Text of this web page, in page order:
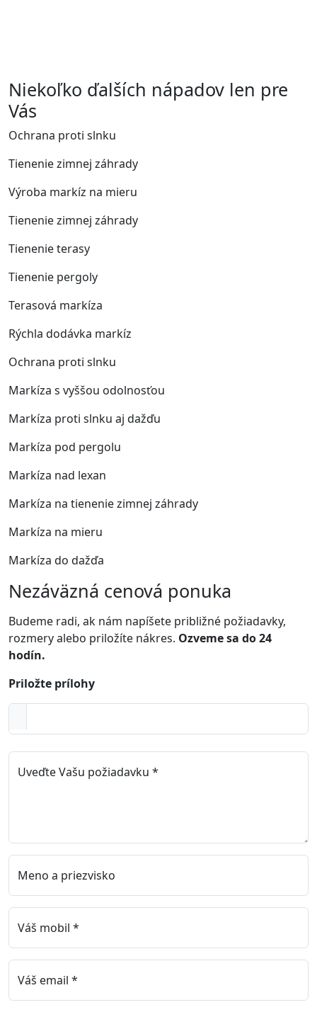
Niekoľko ďalších nápadov len pre
Vás
Ochrana proti slnku
Tienenie zimnej záhrady
Výroba markíz na mieru
Tienenie zimnej záhrady
Tienenie terasy
Tienenie pergoly
Terasová markíza
Rýchla dodávka markíz
Ochrana proti slnku
Markíza s vyššou odolnosťou
Markíza proti slnku aj dažďu
Markíza pod pergolu
Markíza nad lexan
Markíza na tienenie zimnej záhrady
Markíza na mieru
Markíza do dažďa
Nezáväzná cenová ponuka
Budeme radi, ak nám napíšete približné požiadavky,
rozmery alebo priložíte nákres. Ozveme sa do 24
hodín.
Priložte prílohy
Uveďte Vašu požiadavku *
Meno a priezvisko
Váš mobil *
Váš email *